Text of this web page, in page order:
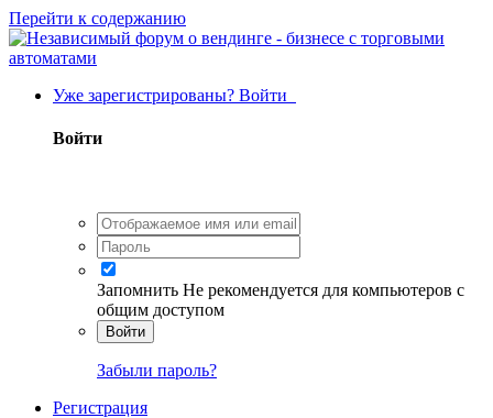
Перейти к содержанию
Уже зарегистрированы? Войти
Войти
Запомнить Не рекомендуется для компьютеров с
общим доступом
Войти
Забыли пароль?
Регистрация